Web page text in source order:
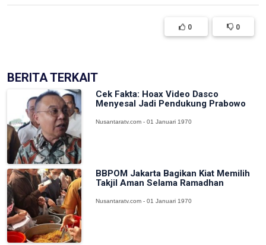
0 0
BERITA TERKAIT
Cek Fakta: Hoax Video Dasco
Menyesal Jadi Pendukung Prabowo
Nusantaratv.com - 01 Januari 1970
BBPOM Jakarta Bagikan Kiat Memilih
Takjil Aman Selama Ramadhan
Nusantaratv.com - 01 Januari 1970